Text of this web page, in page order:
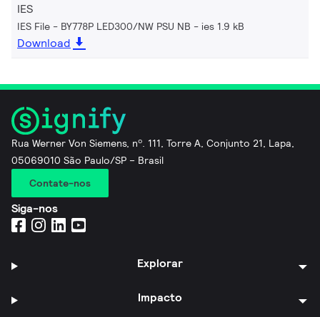
IES
IES File - BY778P LED300/NW PSU NB ies 1.9 kB
Download
Rua Werner Von Siemens, nº. 111, Torre A, Conjunto 21, Lapa,
05069010 São Paulo/SP – Brasil
Contate-nos
Siga-nos
Explorar
Impacto